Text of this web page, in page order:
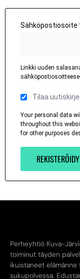
Sähköpostiosoite
Linkki uuden
Tilaa
Your personal data
throughout this
for other purposes
REKISTERÖIDY
Perheyhtiö Kuva-
toiminut täyden
ikuistaneet
sukupolvessa.